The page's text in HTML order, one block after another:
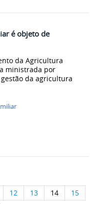
é objeto de
da Agricultura
ministrada por
da agricultura
12 13 14
15